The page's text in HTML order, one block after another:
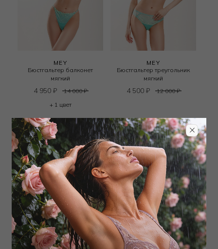
MEY
Бюстгальтер балконет
мягкий
4 950 ₽ 14 000₽
+ 1 цвет
MEY
Бюстгальтер треугольник
мягкий
4 500 ₽ 12 000₽